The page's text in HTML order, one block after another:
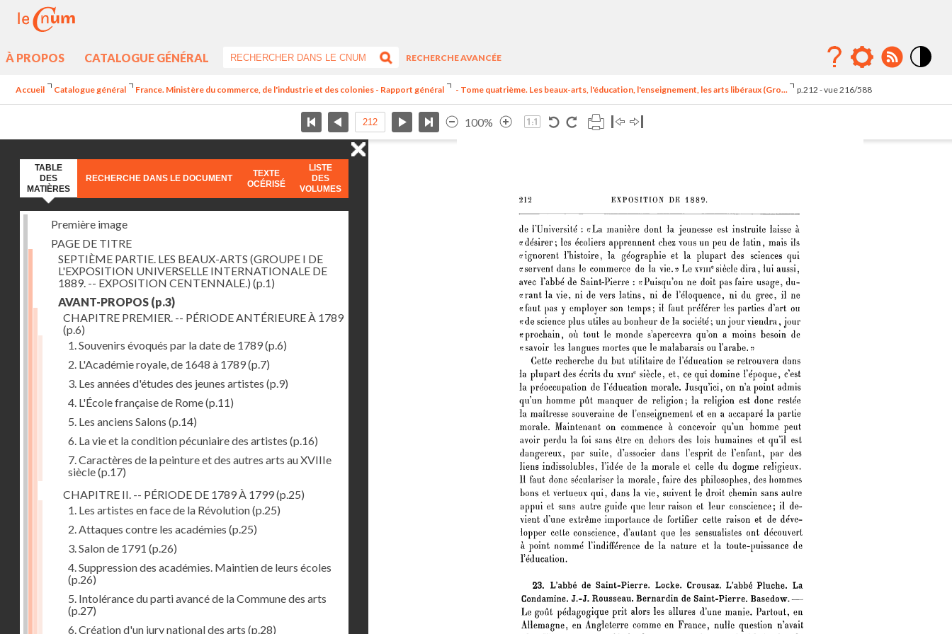
À PROPOS CATALOGUE GÉNÉRAL
RECHERCHE AVANCÉE
Accueil Catalogue général France. Ministère du commerce, de l'industrie et des colonies - Rapport général - Tome quatrième. Les beaux-arts, l'éducation, l'enseignement, les arts libéraux (Gro... p.212 - vue 216/588
100%
TABLE
DES
MATIÈRES
RECHERCHE DANS LE DOCUMENT
TEXTE
OCÉRISÉ
LISTE
DES
VOLUMES
Première image
PAGE DE TITRE
SEPTIÈME PARTIE. LES BEAUX-ARTS (GROUPE I DE
L'EXPOSITION UNIVERSELLE INTERNATIONALE DE
1889. -- EXPOSITION CENTENNALE.) (p.1)
AVANT-PROPOS (p.3)
CHAPITRE PREMIER. -- PÉRIODE ANTÉRIEURE À 1789
(p.6)
1. Souvenirs évoqués par la date de 1789(p.6)
2. L'Académie royale, de 1648 à 1789(p.7)
3. Les années d'études des jeunes artistes (p.9)
4. L'École française de Rome(p.11)
5. Les anciens Salons (p.14)
6. La vie et la condition pécuniaire des artistes (p.16)
7. Caractères de la peinture et des autres arts au XVIIIe
siècle(p.17)
CHAPITRE II. -- PÉRIODE DE 1789 À 1799(p.25)
1. Les artistes en face de la Révolution(p.25)
2. Attaques contre les académies (p.25)
3. Salon de 1791 (p.26)
4. Suppression des académies. Maintien de leurs écoles
(p.26)
5. Intolérance du parti avancé de la Commune des arts
(p.27)
6. Création d'un jury national des arts (p.28)